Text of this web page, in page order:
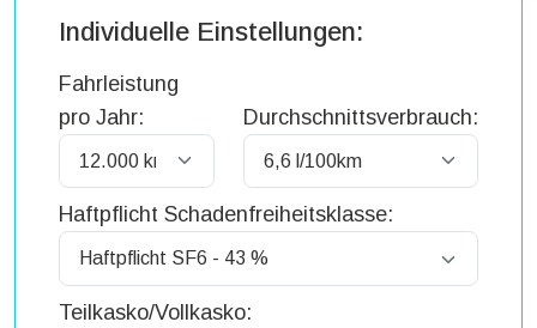
Individuelle Einstellungen:
Fahrleistung
pro Jahr:
Durchschnittsverbrauch:
Haftpflicht Schadenfreiheitsklasse:
Teilkasko/Vollkasko: